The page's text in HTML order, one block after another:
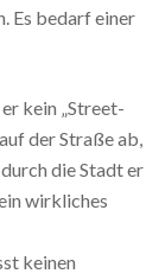
Es bedarf einer
kein „Street-
der Straße ab,
die Stadt er
wirkliches
keinen